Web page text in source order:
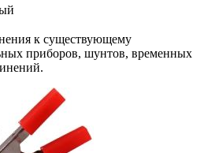
к существующему
приборов, шунтов, временных